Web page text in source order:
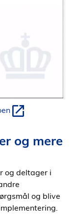
og mere
og deltager i
og blive